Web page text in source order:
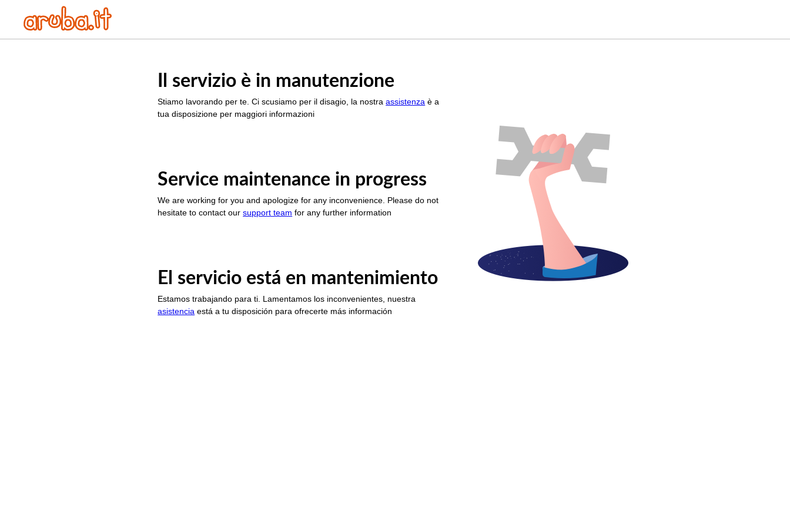
Il servizio è in manutenzione
Stiamo lavorando per te. Ci scusiamo per il disagio, la nostraassistenza è a
tua disposizione per maggiori informazioni
Service maintenance in progress
We are working for you and apologize for any inconvenience. Please do not
hesitate to contact oursupport team for any further information
El servicio está en mantenimiento
Estamos trabajando para ti. Lamentamos los inconvenientes, nuestra
asistencia está a tu disposición para ofrecerte más información